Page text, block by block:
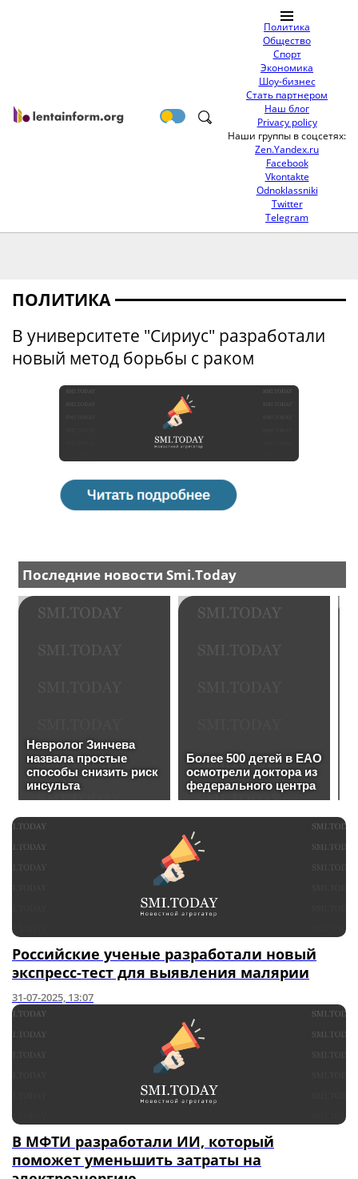
Политика
Общество
Спорт
Экономика
Шоу-бизнес
Стать партнером
Наш блог
Privacy policy
Наши группы в соцсетях:
Zen.Yandex.ru
Facebook
Vkontakte
Odnoklassniki
Twitter
Telegram
ПОЛИТИКА
В университете "Сириус" разработали
новый метод борьбы с раком
Российские ученые разработали новый
экспресс-тест для выявления малярии
31-07-2025, 13:07
В МФТИ разработали ИИ, который
поможет уменьшить затраты на